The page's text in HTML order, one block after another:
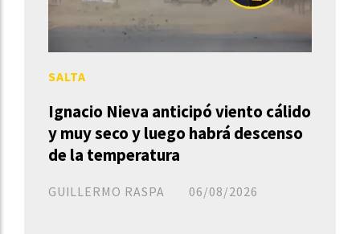
Ignacio Nieva anticipó viento cálido
y muy seco y luego habrá descenso
de la temperatura
GUILLERMO RASPA
SALTA
06/08/2026